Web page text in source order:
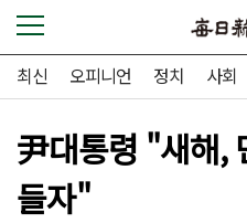
최신 오피니언 정치 사회
尹대통령 "새해,
들자"